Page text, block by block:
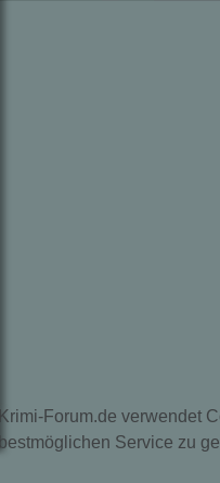
Krimi-Forum.de verwendet
bestmöglichen Service zu